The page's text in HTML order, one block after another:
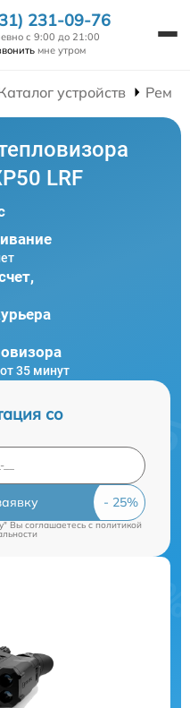
231-09-76
с 9:00 до 21:00
мне утром
устройств
LRF
35 минут
со
Вы соглашаетесь cполитикой